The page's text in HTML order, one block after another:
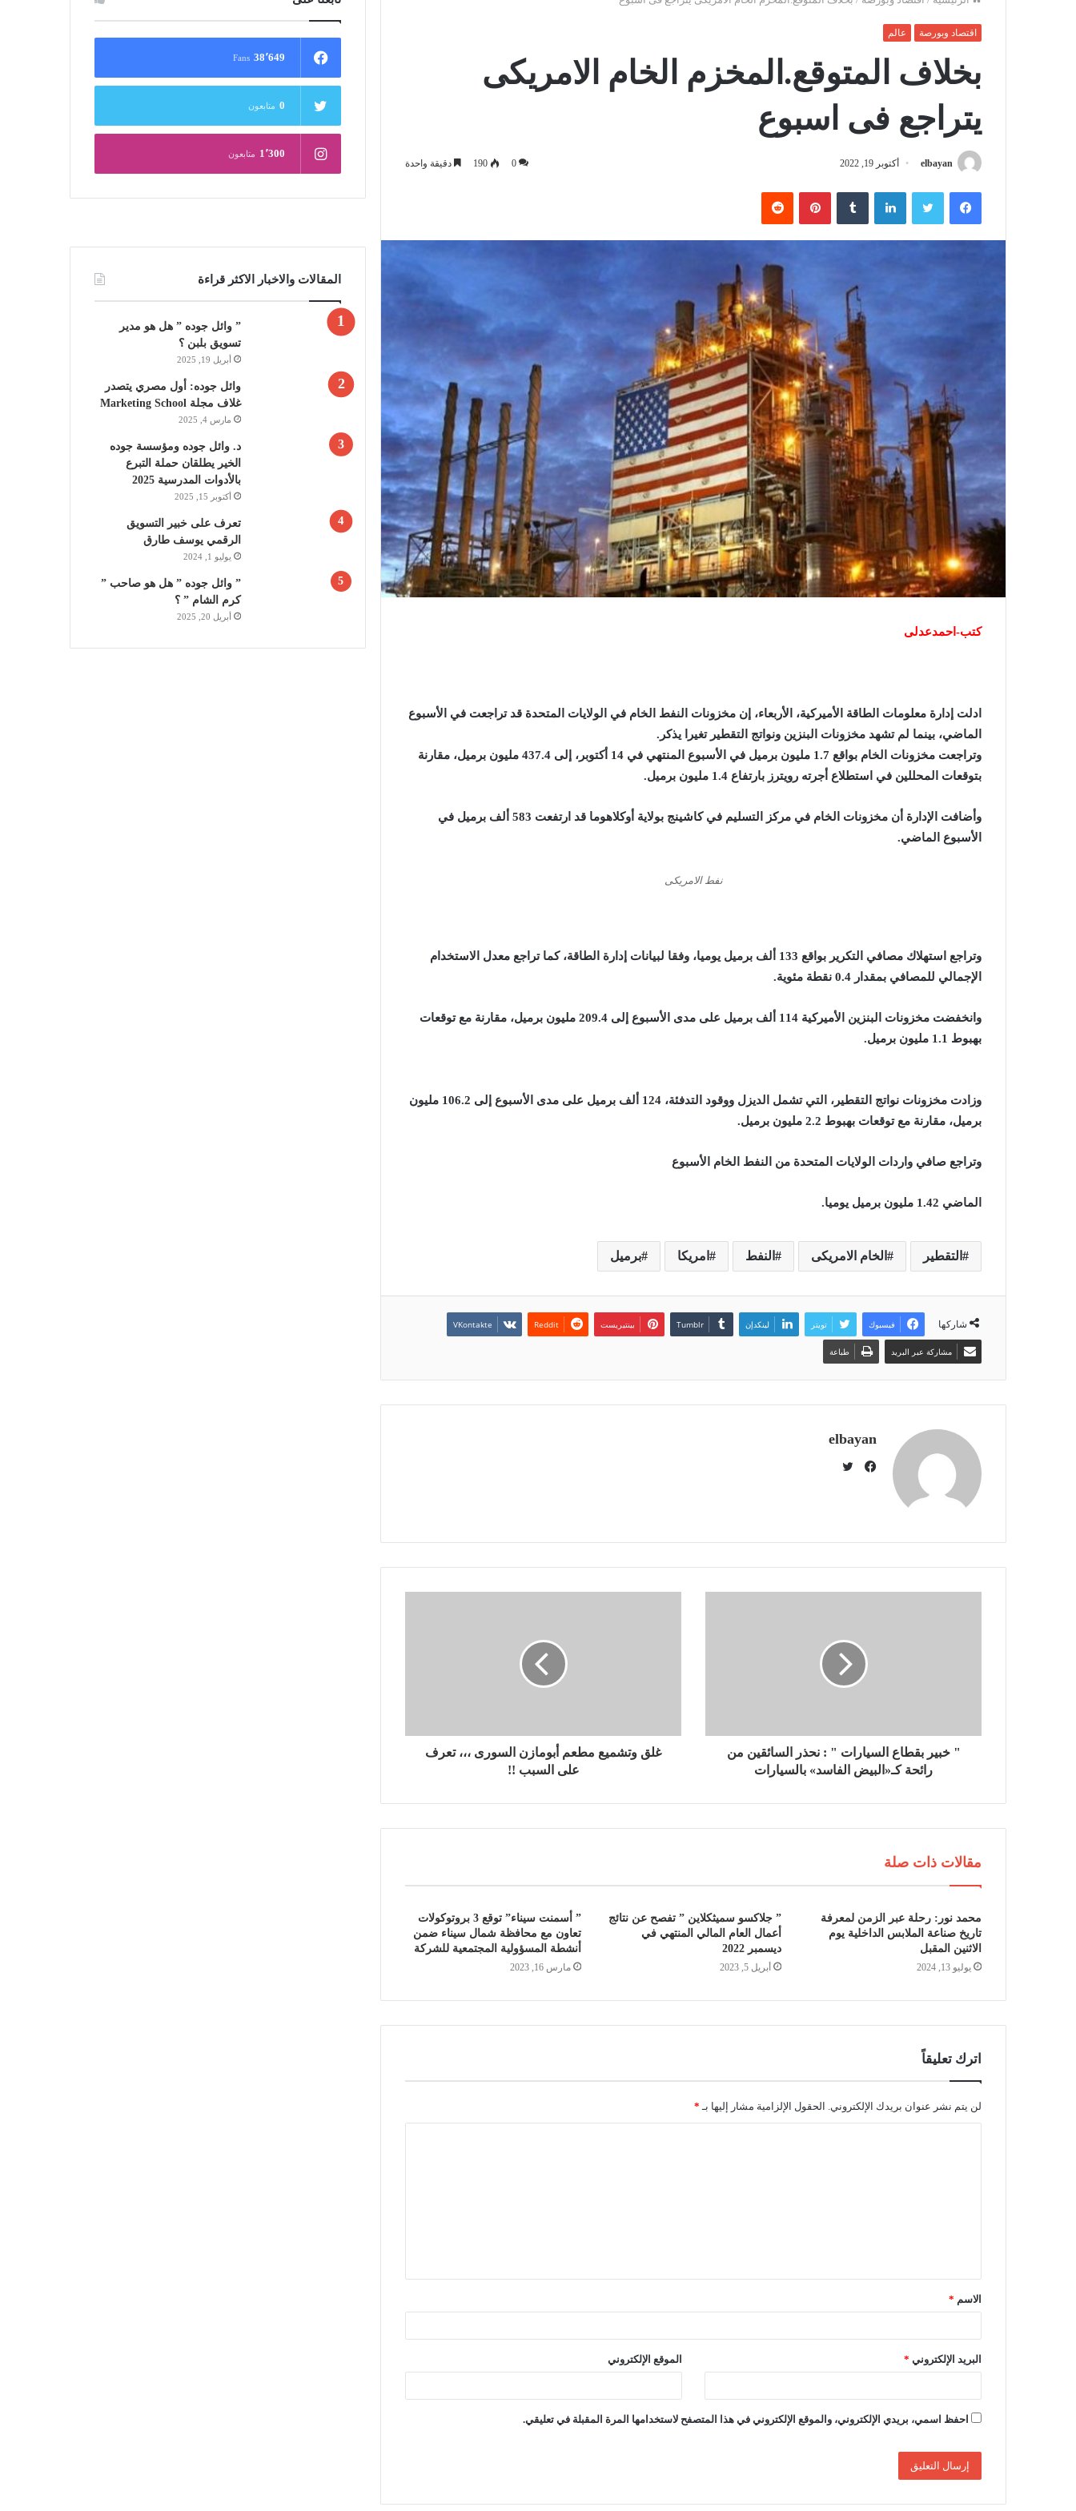
اقتصاد وبورصة عالم
بخلاف المتوقع.المخزم الخام الامريكى
يتراجع فى اسبوع
elbayan أكتوبر 19, 2022 0
190 دقيقة واحدة
فيسبوك لينكدإن بينتيريست
كتب-احمدعدلى
ادلت إدارة معلومات الطاقة الأميركية، الأربعاء، إن مخزونات النفط الخام في الولايات المتحدة قد تراجعت في الأسبوع
الماضي، بينما لم تشهد مخزونات البنزين ونواتج التقطير تغيرا يذكر.
وتراجعت مخزونات الخام بواقع 1.7 مليون برميل في الأسبوع المنتهي في 14 أكتوبر، إلى 437.4 مليون برميل، مقارنة
بتوقعات المحللين في استطلاع أجرته رويترز بارتفاع 1.4 مليون برميل.
وأضافت الإدارة أن مخزونات الخام في مركز التسليم في كاشينج بولاية أوكلاهوما قد ارتفعت 583 ألف برميل في
الأسبوع الماضي.
نفط الامريكى
وتراجع استهلاك مصافي التكرير بواقع 133 ألف برميل يوميا، وفقا لبيانات إدارة الطاقة، كما تراجع معدل الاستخدام
الإجمالي للمصافي بمقدار 0.4 نقطة مئوية.
وانخفضت مخزونات البنزين الأميركية 114 ألف برميل على مدى الأسبوع إلى 209.4 مليون برميل، مقارنة مع توقعات
بهبوط 1.1 مليون برميل.
وزادت مخزونات نواتج التقطير، التي تشمل الديزل ووقود التدفئة، 124 ألف برميل على مدى الأسبوع إلى 106.2 مليون
برميل، مقارنة مع توقعات بهبوط 2.2 مليون برميل.
وتراجع صافي واردات الولايات المتحدة من النفط الخام الأسبوع
الماضي 1.42 مليون برميل يوميا.
التقطير الخام الامريكى النفط امريكا برميل
شاركها فيسبوك تويتر لينكدإن بينتيريست
مشاركة عبر البريد طباعة
elbayan
ب
ر
" خبير بقطاع السيارات " : نحذر السائقين من
رائحة كـ«البيض الفاسد» بالسيارات
غلق وتشميع مطعم أبومازن السورى ،،، تعرف
على السبب !!
مقالات ذات صلة
محمد نور: رحلة عبر الزمن لمعرفة
تاريخ صناعة الملابس الداخلية يوم
الاثنين المقبل
يوليو 13, 2024
” جلاكسو سميثكلاين ” تفصح عن نتائج
أعمال العام المالي المنتهي في
ديسمبر 2022
أبريل 5, 2023
” أسمنت سيناء” توقع 3 بروتوكولات
تعاون مع محافظة شمال سيناء ضمن
أنشطة المسؤولية المجتمعية للشركة
مارس 16, 2023
اترك تعليقاً
لن يتم نشر عنوان بريدك الإلكتروني. الحقول الإلزامية مشار إليها بـ *
ق
*
الاسم *
البريد الإلكتروني * الموقع الإلكتروني
احفظ اسمي، بريدي الإلكتروني، والموقع الإلكتروني في هذا المتصفح لاستخدامها المرة المقبلة في تعليقي.
38٬649 Fans
0 متابعون
1٬300 متابعون
المقالات والاخبار الاكثر قراءة
” وائل جوده ” هل هو مدير
تسويق بلبن ؟
أبريل 19, 2025
وائل جوده: أول مصري يتصدر
غلاف مجلة Marketing School
مارس 4, 2025
د. وائل جوده ومؤسسة جوده
الخير يطلقان حملة التبرع
بالأدوات المدرسية 2025
أكتوبر 15, 2025
تعرف على خبير التسويق
الرقمي يوسف طارق
يوليو 1, 2024
” وائل جوده ” هل هو صاحب ”
كرم الشام ” ؟
أبريل 20, 2025